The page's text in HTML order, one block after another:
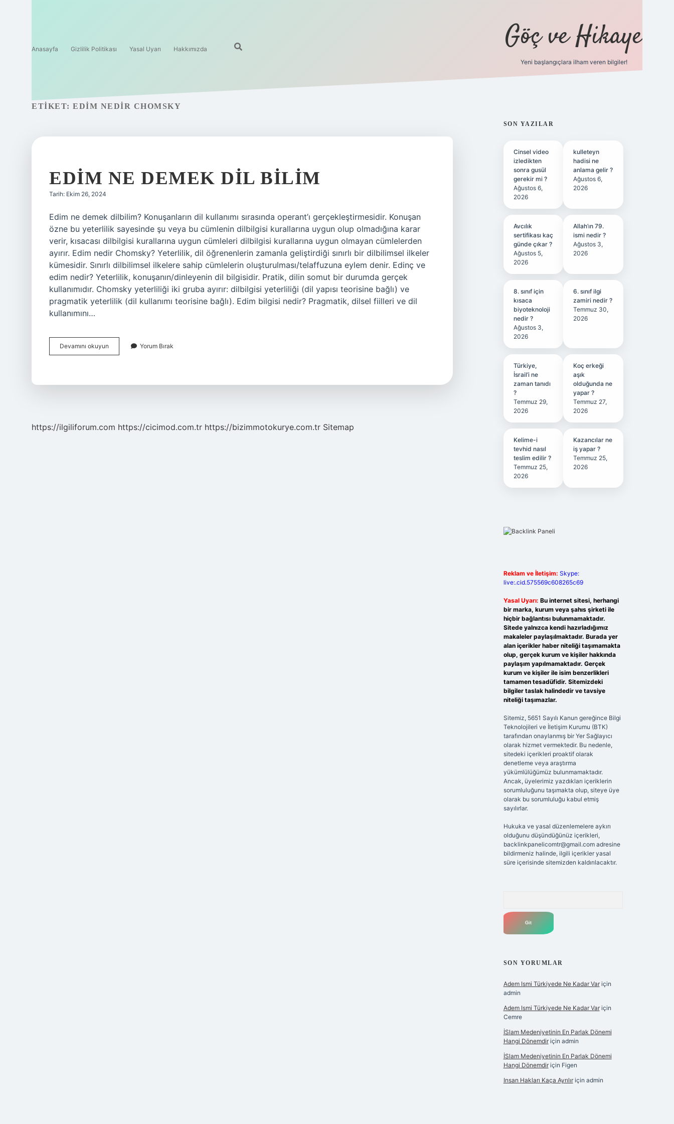
Anasayfa Gizlilik Politikası Yasal Uyarı Hakkımızda Göç ve Hikaye
Yeni başlangıçlara ilham veren bilgiler!
ETIKET: EDIM NEDIR CHOMSKY
EDIM NE DEMEK DIL BILIM
Tarih: Ekim 26, 2024
Edim ne demek dilbilim? Konuşanların dil kullanımı sırasında operant’ı gerçekleştirmesidir. Konuşan
özne bu yeterlilik sayesinde şu veya bu cümlenin dilbilgisi kurallarına uygun olup olmadığına karar
verir, kısacası dilbilgisi kurallarına uygun cümleleri dilbilgisi kurallarına uygun olmayan cümlelerden
ayırır. Edim nedir Chomsky? Yeterlilik, dil öğrenenlerin zamanla geliştirdiği sınırlı bir dilbilimsel ilkeler
kümesidir. Sınırlı dilbilimsel ilkelere sahip cümlelerin oluşturulması/telaffuzuna eylem denir. Edinç ve
edim nedir? Yeterlilik, konuşanın/dinleyenin dil bilgisidir. Pratik, dilin somut bir durumda gerçek
kullanımıdır. Chomsky yeterliliği iki gruba ayırır: dilbilgisi yeterliliği (dil yapısı teorisine bağlı) ve
pragmatik yeterlilik (dil kullanımı teorisine bağlı). Edim bilgisi nedir? Pragmatik, dilsel fiilleri ve dil
kullanımını…
Devamını okuyun
Ne
Yorum Bırak
https://ilgiliforum.com https://cicimod.com.tr https://bizimmotokurye.com.tr Sitemap
SIDEBAR
SON YAZILAR
Cinsel video
izledikten
sonra gusül
gerekir mi ?
Ağustos 6,
2026
kulleteyn
hadisi ne
anlama gelir ?
Ağustos 6,
2026
Avcılık
sertifikası kaç
günde çıkar ?
Ağustos 5,
2026
Allah’ın 79.
ismi nedir ?
Ağustos 3,
2026
8. sınıf için
kısaca
biyoteknoloji
nedir ?
Ağustos 3,
2026
6. sınıf ilgi
zamiri nedir ?
Temmuz 30,
2026
Türkiye,
İsrail’i ne
zaman tanıdı
?
Temmuz 29,
2026
Koç erkeği
aşık
olduğunda ne
yapar ?
Temmuz 27,
2026
Kelime-i
tevhid nasıl
teslim edilir ?
Temmuz 25,
2026
Kazancılar ne
iş yapar ?
Temmuz 25,
2026
Reklam ve İletişim: Skype:
live:.cid.575569c608265c69
Yasal Uyarı: Bu internet sitesi, herhangi
bir marka, kurum veya şahıs şirketi ile
hiçbir bağlantısı bulunmamaktadır.
Sitede yalnızca kendi hazırladığımız
makaleler paylaşılmaktadır. Burada yer
alan içerikler haber niteliği taşımamakta
olup, gerçek kurum ve kişiler hakkında
paylaşım yapılmamaktadır. Gerçek
kurum ve kişiler ile isim benzerlikleri
tamamen tesadüfidir. Sitemizdeki
bilgiler taslak halindedir ve tavsiye
niteliği taşımazlar.
Sitemiz, 5651 Sayılı Kanun gereğince Bilgi
Teknolojileri ve İletişim Kurumu (BTK)
tarafından onaylanmış bir Yer Sağlayıcı
olarak hizmet vermektedir. Bu nedenle,
sitedeki içerikleri proaktif olarak
denetleme veya araştırma
yükümlülüğümüz bulunmamaktadır.
Ancak, üyelerimiz yazdıkları içeriklerin
sorumluluğunu taşımakta olup, siteye üye
olarak bu sorumluluğu kabul etmiş
sayılırlar.
Hukuka ve yasal düzenlemelere aykırı
olduğunu düşündüğünüz içerikleri,
backlinkpanelicomtr@gmail.comadresine
bildirmeniz halinde, ilgili içerikler yasal
süre içerisinde sitemizden kaldırılacaktır.
SON YORUMLAR
Adem Ismi Türkiyede Ne Kadar Variçin
admin
Adem Ismi Türkiyede Ne Kadar Variçin
Cemre
İSlam Medeniyetinin En Parlak Dönemi
Hangi Dönemdiriçin admin
İSlam Medeniyetinin En Parlak Dönemi
Hangi Dönemdiriçin Figen
Insan Hakları Kaça Ayrılıriçin admin